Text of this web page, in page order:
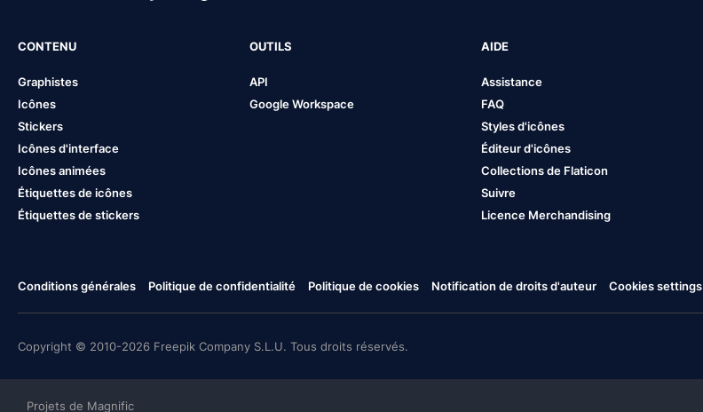
CONTENU
Graphistes
Icônes
Stickers
Icônes d'interface
Icônes animées
Étiquettes de icônes
Étiquettes de stickers
OUTILS
API
Google Workspace
AIDE
Assistance
FAQ
Styles d'icônes
Éditeur d'icônes
Collections de Flaticon
Suivre
Licence Merchandising
Conditions générales Politique de confidentialité Politique de cookies Notification de droits d'auteur Cookies settings
Copyright © 2010-2026 Freepik Company S.L.U. Tous droits réservés.
Projets de Magnific